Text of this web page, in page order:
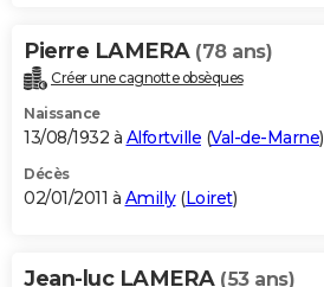
Pierre LAMERA (78 ans)
Créer une cagnotte obsèques
Naissance
13/08/1932 à Alfortville (Val-de-Marne)
Décès
02/01/2011 à Amilly(Loiret)
Jean-luc LAMERA (53 ans)